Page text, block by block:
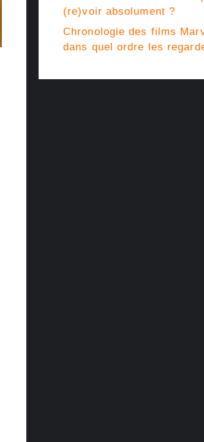
(re)voir absolument ?
Chronologie des films
dans quel ordre les